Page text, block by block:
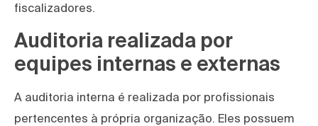
fiscalizadores.
Auditoria realizada por
equipes internas e externas
A auditoria interna é realizada por profissionais
pertencentes à própria organização. Eles possuem